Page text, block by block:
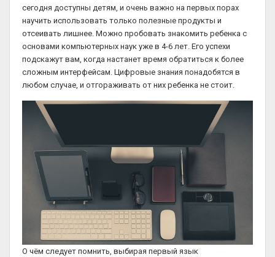
сегодня доступны детям, и очень важно на первых порах
научить использовать только полезные продукты и
отсеивать лишнее. Можно пробовать знакомить ребенка с
основами компьютерных наук уже в 4-6 лет. Его успехи
подскажут вам, когда настанет время обратиться к более
сложным интерфейсам. Цифровые знания понадобятся в
любом случае, и отгораживать от них ребенка не стоит.
О чём следует помнить, выбирая первый язык